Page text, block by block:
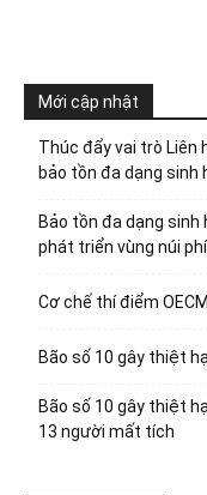
Mới cập nhật
Thúc đẩy vai trò Liên
bảo tồn đa dạng sinh
Bảo tồn đa dạng sinh
phát triển vùng núi
Cơ chế thí điểm
Bão số 10 gây thiệt
Bão số 10 gây thiệt
13 người mất tích